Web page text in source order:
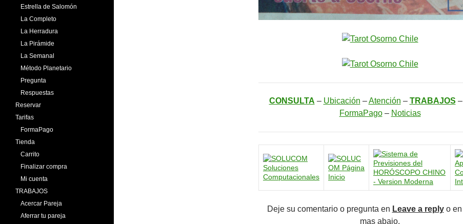
CONSULTA – Ubicación –Atención – TRABAJOS –
FormaPago– Noticias
Deje su comentario o pregunta en Leave a replyo en
mas abajo.
Estrella de Salomón
La Completo
La Herradura
La Pirámide
La Semanal
Método Planetario
Pregunta
Respuestas
Reservar
Tarifas
FormaPago
Tienda
Carrito
Finalizar compra
Mi cuenta
TRABAJOS
Acercar Pareja
Aferrar tu pareja